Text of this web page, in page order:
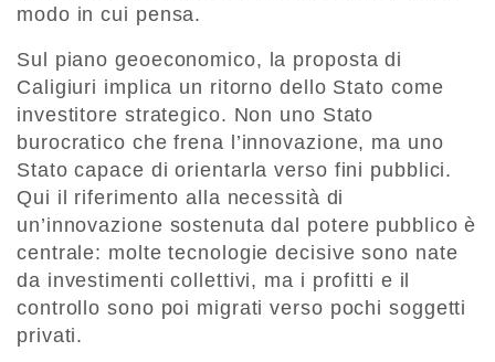
modo in cui pensa.
Sul piano geoeconomico, la proposta di
Caligiuri implica un ritorno dello Stato come
investitore strategico. Non uno Stato
burocratico che frena l’innovazione, ma uno
Stato capace di orientarla verso fini pubblici.
Qui il riferimento alla necessità di
un’innovazione sostenuta dal potere pubblico è
centrale: molte tecnologie decisive sono nate
da investimenti collettivi, ma i profitti e il
controllo sono poi migrati verso pochi soggetti
privati.